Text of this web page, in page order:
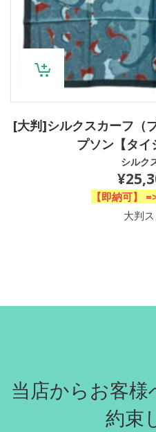
[大判]シルクスカーフ（
プソン【タイ
シルク
¥
【即納可】
大判
当店からお客
約束